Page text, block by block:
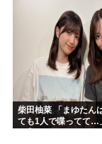
柴田柚菜 「まゆたん
ても1人で喋ってて…